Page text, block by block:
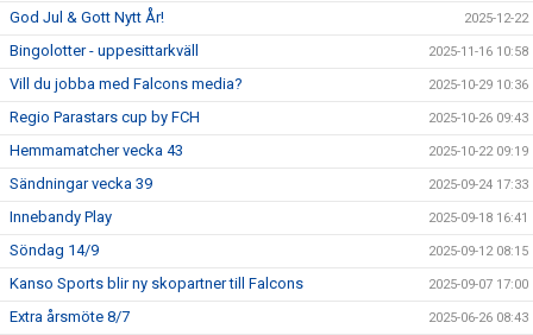
God Jul & Gott Nytt År! 2025-12-22
Bingolotter - uppesittarkväll 2025-11-16 10:58
Vill du jobba med Falcons media? 2025-10-29 10:36
Regio Parastars cup by FCH 2025-10-26 09:43
Hemmamatcher vecka 43 2025-10-22 09:19
Sändningar vecka 39 2025-09-24 17:33
Innebandy Play 2025-09-18 16:41
Söndag 14/9 2025-09-12 08:15
Kanso Sports blir ny skopartner till Falcons 2025-09-07 17:00
Extra årsmöte 8/7 2025-06-26 08:43